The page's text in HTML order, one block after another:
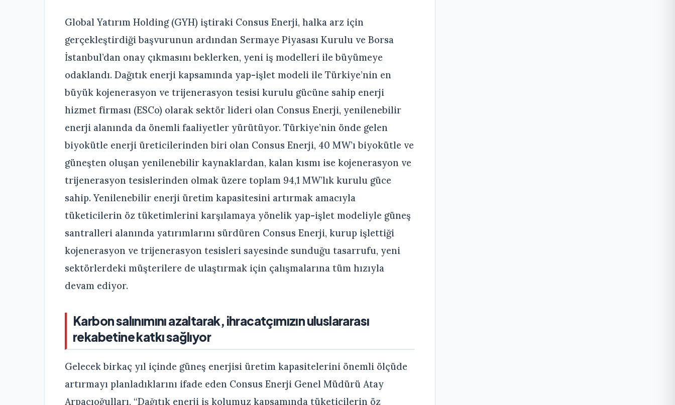
Global Yatırım Holding (GYH) iştiraki Consus Enerji, halka arz için
gerçekleştirdiği başvurunun ardından Sermaye Piyasası Kurulu ve Borsa
İstanbul’dan onay çıkmasını beklerken, yeni iş modelleri ile büyümeye
odaklandı. Dağıtık enerji kapsamında yap-işlet modeli ile Türkiye’nin en
büyük kojenerasyon ve trijenerasyon tesisi kurulu gücüne sahip enerji
hizmet firması (ESCo) olarak sektör lideri olan Consus Enerji, yenilenebilir
enerji alanında da önemli faaliyetler yürütüyor. Türkiye’nin önde gelen
biyokütle enerji üreticilerinden biri olan Consus Enerji, 40 MW’ı biyokütle ve
güneşten oluşan yenilenebilir kaynaklardan, kalan kısmı ise kojenerasyon ve
trijenerasyon tesislerinden olmak üzere toplam 94,1 MW’lık kurulu güce
sahip. Yenilenebilir enerji üretim kapasitesini artırmak amacıyla
tüketicilerin öz tüketimlerini karşılamaya yönelik yap-işlet modeliyle güneş
santralleri alanında yatırımlarını sürdüren Consus Enerji, kurup işlettiği
kojenerasyon ve trijenerasyon tesisleri sayesinde sunduğu tasarrufu, yeni
sektörlerdeki müşterilere de ulaştırmak için çalışmalarına tüm hızıyla
devam ediyor.
Karbon salınımını azaltarak, ihracatçımızın uluslararası
rekabetine katkı sağlıyor
Gelecek birkaç yıl içinde güneş enerjisi üretim kapasitelerini önemli ölçüde
artırmayı planladıklarını ifade eden Consus Enerji Genel Müdürü Atay
Arpacıoğulları, “Dağıtık enerji iş kolumuz kapsamında tüketicilerin öz